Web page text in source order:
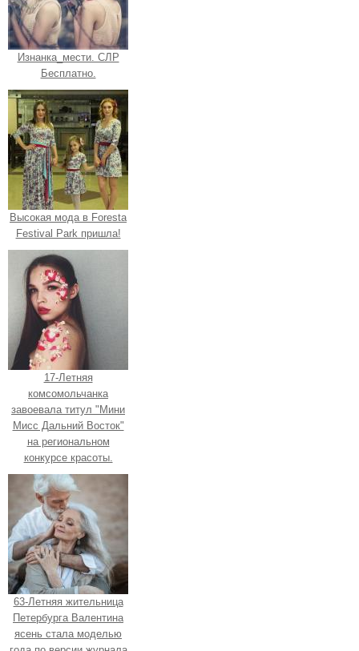
Изнанка_мести. СЛР
Бесплатно.
Высокая мода в Foresta
Festival Park пришла!
17-Летняя
комсомольчанка
завоевала титул "Мини
Мисс Дальний Восток"
на региональном
конкурсе красоты.
63-Летняя жительница
Петербурга Валентина
ясень стала моделью